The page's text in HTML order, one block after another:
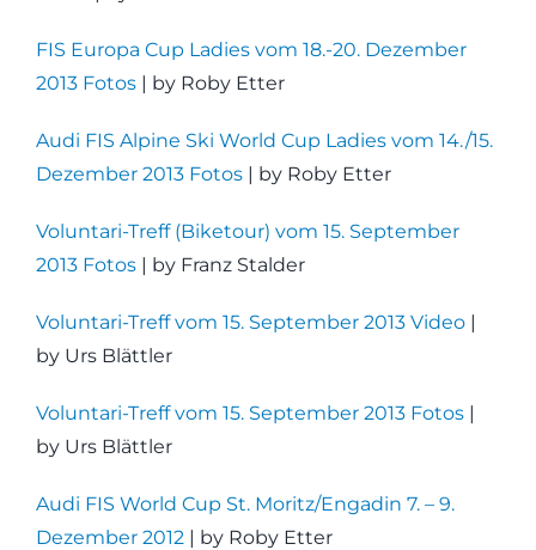
FIS Europa Cup Ladies vom 18.-20. Dezember
2013 Fotos | by Roby Etter
Audi FIS Alpine Ski World Cup Ladies vom 14./15.
Dezember 2013 Fotos| by Roby Etter
Voluntari-Treff (Biketour) vom 15. September
2013 Fotos| by Franz Stalder
Voluntari-Treff vom 15. September 2013 Video|
by Urs Blättler
Voluntari-Treff vom 15. September 2013 Fotos|
by Urs Blättler
Audi FIS World Cup St. Moritz/Engadin 7. – 9.
Dezember 2012 | by Roby Etter